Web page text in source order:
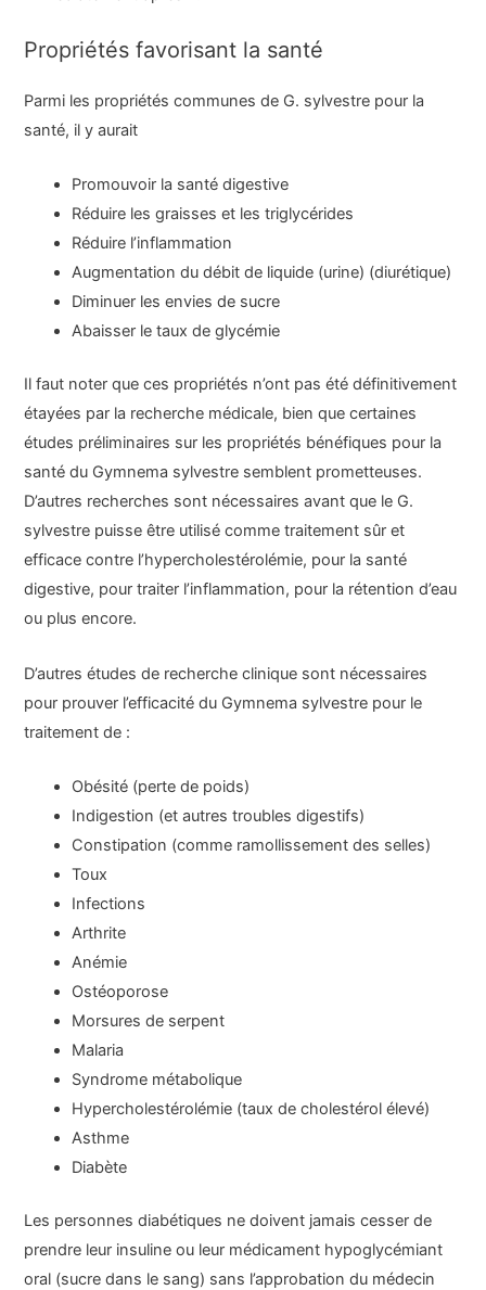
Propriétés favorisant la santé
Parmi les propriétés communes de G. sylvestre pour la
santé, il y aurait
Promouvoir la santé digestive
Réduire les graisses et les triglycérides
Réduire l’inflammation
Augmentation du débit de liquide (urine) (diurétique)
Diminuer les envies de sucre
Abaisser le taux de glycémie
Il faut noter que ces propriétés n’ont pas été définitivement
étayées par la recherche médicale, bien que certaines
études préliminaires sur les propriétés bénéfiques pour la
santé du Gymnema sylvestre semblent prometteuses.
D’autres recherches sont nécessaires avant que le G.
sylvestre puisse être utilisé comme traitement sûr et
efficace contre l’hypercholestérolémie, pour la santé
digestive, pour traiter l’inflammation, pour la rétention d’eau
ou plus encore.
D’autres études de recherche clinique sont nécessaires
pour prouver l’efficacité du Gymnema sylvestre pour le
traitement de :
Obésité (perte de poids)
Indigestion (et autres troubles digestifs)
Constipation (comme ramollissement des selles)
Toux
Infections
Arthrite
Anémie
Ostéoporose
Morsures de serpent
Malaria
Syndrome métabolique
Hypercholestérolémie (taux de cholestérol élevé)
Asthme
Diabète
Les personnes diabétiques ne doivent jamais cesser de
prendre leur insuline ou leur médicament hypoglycémiant
oral (sucre dans le sang) sans l’approbation du médecin